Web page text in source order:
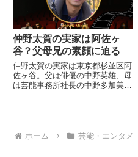
仲野太賀の実家は阿佐ヶ
谷？父母兄の素顔に迫る
仲野太賀の実家は東京都杉並区阿
佐ヶ谷。父は俳優の中野英雄、母
は芸能事務所社長の中野多加美、
ホーム 芸能・エンタメ